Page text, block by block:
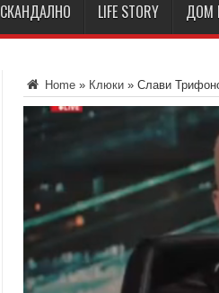
СКАНДАЛНО LIFE STORY ДОМ
Home » Клюки » Слави